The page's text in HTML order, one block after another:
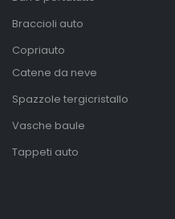
Braccioli auto
Copriauto
Catene da neve
Spazzole tergicristallo
Vasche baule
Tappeti auto